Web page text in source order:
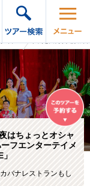
はちょっとオシャ
フエンターテイメ
バナレストランもし